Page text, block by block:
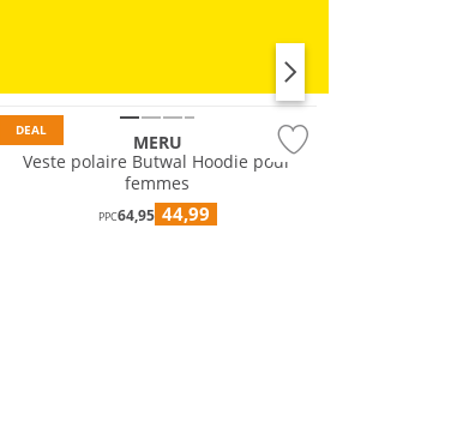
DEAL
MERU
Veste polaire Butwal Hoodie pour
femmes
PPC64,95 44,99